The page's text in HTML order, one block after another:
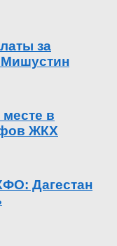
за
Мишустин
в
ЖКХ
Дагестан